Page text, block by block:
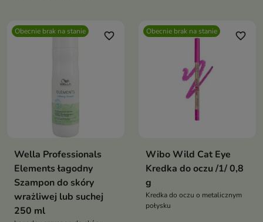
Obecnie brak na stanie favorite_border
Wella Professionals
Elements łagodny
Szampon do skóry
wrażliwej lub suchej
250 ml
Obecnie brak na stanie favorite_border
Wibo Wild Cat Eye
Kredka do oczu /1/ 0,8
g
Kredka do oczu o metalicznym
połysku